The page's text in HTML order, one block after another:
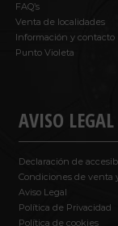
FAQ’s
Venta de localidades
Información y contacto
Punto Violeta
AVISO LEGAL
Declaración de
Condiciones de venta
Aviso Legal
Política de Privacidad
Política de cookies